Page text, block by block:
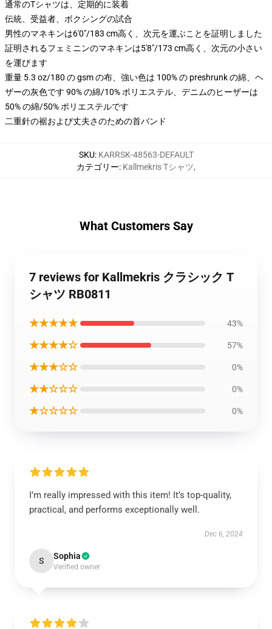
通常のTシャツは、定期的に装着
伝統、受益者、ボクシングの試合
男性のマネキンは6'0"/183 cm高く、次元を運ぶことを証明しました
証明されるフェミニンのマネキンは5'8"/173 cm高く、次元の小さい
を運びます
重量 5.3 oz/180 の gsm の布、強い色は 100% の preshrunk の綿、ヘ
ザーの灰色です 90% の綿/10% ポリエステル、デニムのヒーザーは
50% の綿/50% ポリエステルです
二重針の裾および丈夫さのための首バンド
SKU: KARRSK-48563-DEFAULT
カテゴリー: Kallmekris Tシャツ,
What Customers Say
7 reviews for Kallmekris クラシック T
シャツ RB0811
★★★★★ 43%
★★★★☆ 57%
★★★☆☆ 0%
★★☆☆☆ 0%
★☆☆☆☆ 0%
I’m really impressed with this item! It’s top-quality,
practical, and performs exceptionally well.
Dec 6, 2024
S Sophia
Verified owner